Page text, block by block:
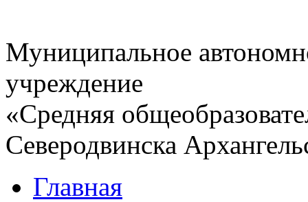
Муниципальное
учреждение
«Средняя
Северодвинска
Главная